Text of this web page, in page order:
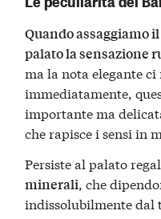
Quando assaggiamo
palato la sensazione
ma la nota elegante
immediatamente,
importante ma
che rapisce i sensi in
Persiste al palato
minerali, che
indissolubilmente dal